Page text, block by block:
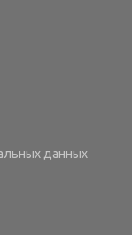
данных